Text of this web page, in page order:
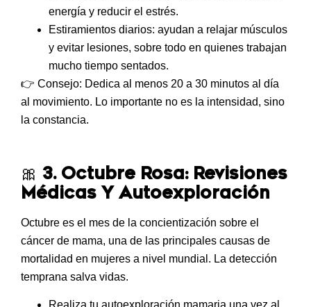
energía y reducir el estrés.
Estiramientos diarios: ayudan a relajar músculos
y evitar lesiones, sobre todo en quienes trabajan
mucho tiempo sentados.
👉 Consejo: Dedica al menos 20 a 30 minutos al día
al movimiento. Lo importante no es la intensidad, sino
la constancia.
🎀 3. Octubre Rosa: Revisiones
Médicas Y Autoexploración
Octubre es el mes de la concientización sobre el
cáncer de mama, una de las principales causas de
mortalidad en mujeres a nivel mundial. La detección
temprana salva vidas.